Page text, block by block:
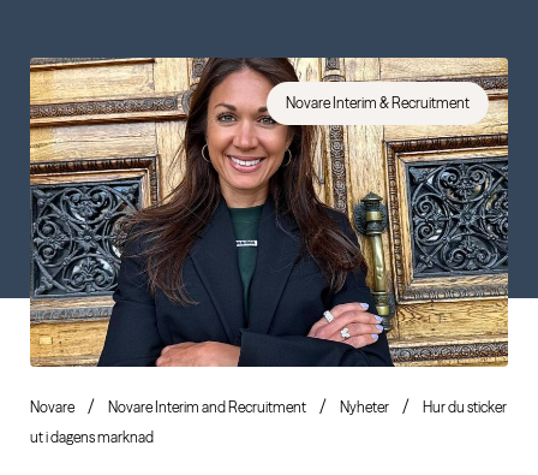
Novare Interim & Recruitment
Novare Novare Interim and Recruitment Nyheter
Hur du sticker
ut i dagens marknad